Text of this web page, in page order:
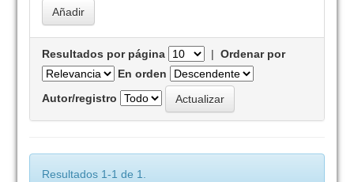
Resultados por página |Ordenar por
En orden
Autor/registro
Resultados 1-1 de 1.